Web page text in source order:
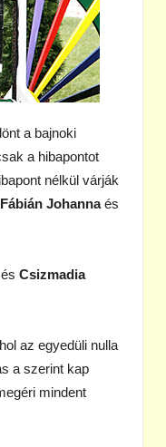
a bajnoki
a hibapontot
nélkül várják
Fábián Johannaés
és Csizmadia
az egyedüli nulla
a szerint kap
mindent